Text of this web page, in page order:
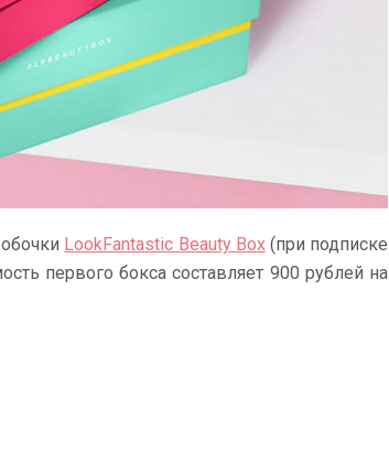
LookFantastic Beauty Box(при подписке
первого бокса составляет 900 рублей на